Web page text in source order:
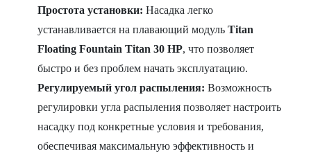
Простота установки: Насадка легко
устанавливается на плавающий модульTitan
Floating Fountain Titan 30 HP, что позволяет
быстро и без проблем начать эксплуатацию.
Регулируемый угол распыления: Возможность
регулировки угла распыления позволяет настроить
насадку под конкретные условия и требования,
обеспечивая максимальную эффективность и